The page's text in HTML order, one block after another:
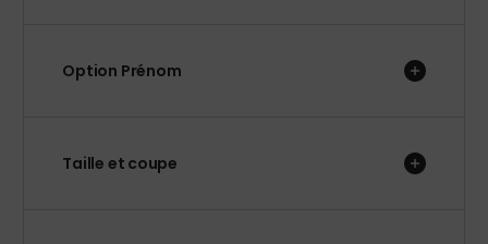
Option Prénom
Taille et coupe